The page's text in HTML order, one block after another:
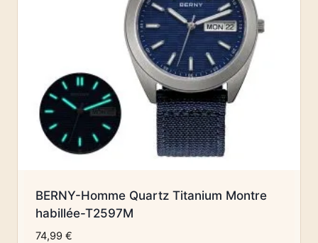
BERNY-Homme Quartz Titanium Montre
habillée-T2597M
74,99 €